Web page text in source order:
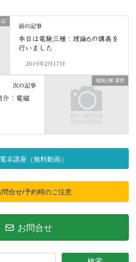
記
前の記事
本日は電験三種：理論6の講義を
行いました
2019年2月17日
電験2種 講習
次の記事
介：電磁
電卓講座（無料動画）
問合せ/予約時のご注意
お問合せ